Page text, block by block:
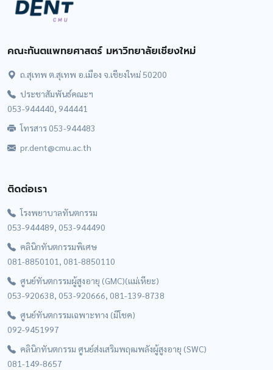
คณะทันตแพทยศาสตร์ มหาวิทยาลัยเชียงใหม่
ถ.สุเทพ ต.สุเทพ อ.เมือง จ.เชียงใหม่ 50200
ประชาสัมพันธ์คณะฯ
053-944440, 944441
โทรสาร 053-944483
pr.dent@cmu.ac.th
ติดต่อเรา
โรงพยาบาลทันตกรรม
053-944489, 053-944490
คลินิกทันตกรรมพิเศษ
081-8850101, 081-8850110
ศูนย์ทันตกรรมผู้สูงอายุ (GMC)(แม่เหียะ)
053-920638, 053-920666, 081-139-8738
ศูนย์ทันตกรรมเฉพาะทาง (มีโชค)
092-9451997
คลินิกทันตกรรม ศูนย์ส่งเสริมพฤฒพลังผู้สูงอายุ (SWC)
081-149-8657